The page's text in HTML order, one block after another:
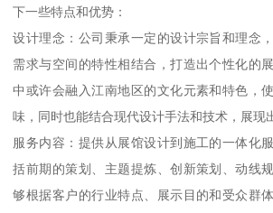
下一些特点和优势：
设计理念：公司秉承一定的设计宗旨和理念
需求与空间的特性相结合，打造出个性化的
中或许会融入江南地区的文化元素和特色，
味，同时也能结合现代设计手法和技术，展现
服务内容：提供从展馆设计到施工的一体化
括前期的策划、主题提炼、创新策划、动线
够根据客户的行业特点、展示目的和受众群